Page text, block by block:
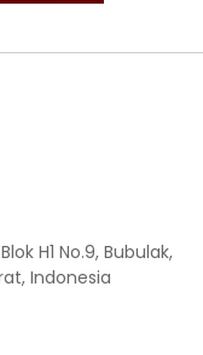
H1 No.9, Bubulak,
Indonesia